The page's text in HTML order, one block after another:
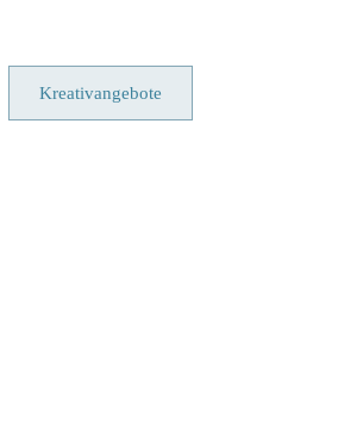
Kreativangebote